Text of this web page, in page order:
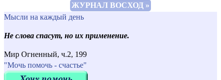
ЖУРНАЛ ВОСХОД »
Мысли на каждый день
Не слова спасут, но их применение.
Мир Огненный, ч.2, 199
"Мочь помочь - счастье"